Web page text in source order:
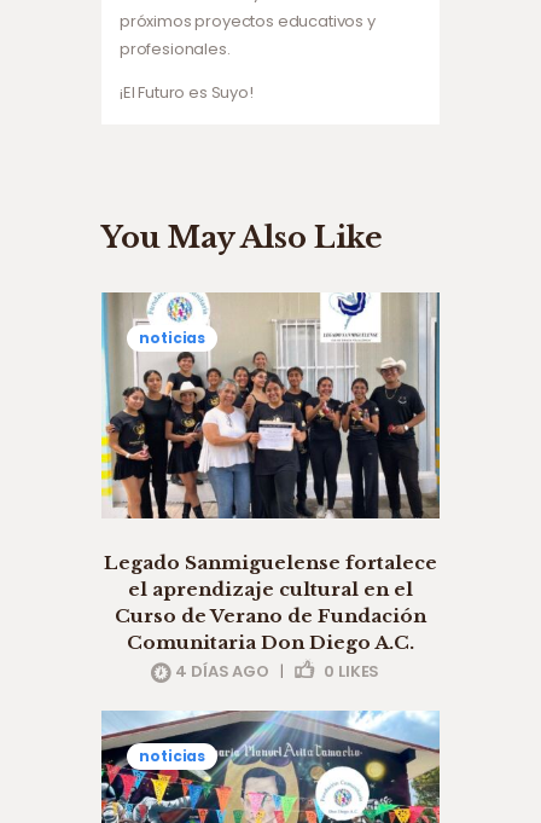
próximos proyectos educativos y
profesionales.
¡El Futuro es Suyo!
You May Also Like
noticias
Legado Sanmiguelense fortalece
el aprendizaje cultural en el
Curso de Verano de Fundación
Comunitaria Don Diego A.C.
4 DÍAS AGO | 0 LIKES
noticias